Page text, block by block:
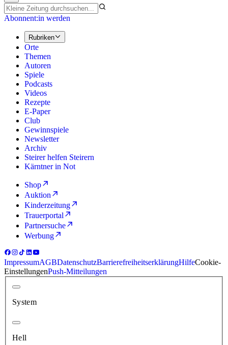
Abonnent:in werden
Rubriken
Orte
Themen
Autoren
Spiele
Podcasts
Videos
Rezepte
E-Paper
Club
Gewinnspiele
Newsletter
Archiv
Steirer helfen Steirern
Kärntner in Not
Shop
Auktion
Kinderzeitung
Trauerportal
Partnersuche
Werbung
ImpressumAGBDatenschutzBarrierefreiheitserklärungHilfeCookie-
EinstellungenPush-Mitteilungen
System
Hell